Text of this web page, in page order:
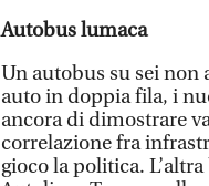
Autobus lumaca
Un autobus su sei
auto in doppia fila, i
ancora di dimostrare
correlazione fra
gioco la politica.